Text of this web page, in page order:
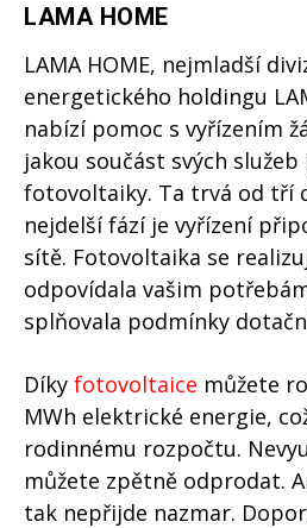
LAMA HOME
LAMA HOME, nejmladší
energetického holdingu
nabízí pomoc s vyřízením
jakou součást svých
fotovoltaiky. Ta trvá od tří
nejdelší fází je vyřízení
sítě. Fotovoltaika se
odpovídala vašim
splňovala podmínky
Díky fotovoltaice můžete
MWh elektrické energie,
rodinnému rozpočtu.
můžete zpětně odprodat.
tak nepřijde nazmar.